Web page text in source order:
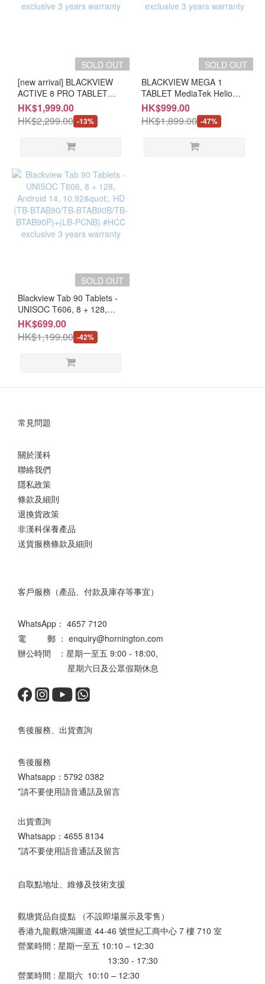
SOLD OUT
[new arrival] BLACKVIEW
ACTIVE 8 PRO TABLET
MediaTek Helio G99 (TB-
BACTI8P/LB-PCNB) # HCC
exclusive 3 years warranty
HK$1,999.00
HK$2,299.00 -13%
SOLD OUT
BLACKVIEW MEGA 1
TABLET MediaTek Helio
G99 8GB RAM + 256GB
(TB-BMEGA1/LB-PCNB)
#HCC exclusive 3 years
HK$999.00
HK$1,899.00 -47%
SOLD OUT
Blackview Tab 90 Tablets -
UNISOC T606, 8 + 128,
Android 14, 10.92", HD (TB-
BTAB90/TB-BTAB90B/TB-
BTAB90P)+(LB-PCNB)
HK$699.00
HK$1,199.00 -42%
常見問題
關於漢科
聯絡我們
隱私政策
條款及細則
退換貨政策
非漢科保養產品
送貨服務條款及細則
客戶服務（產品、付款及庫存等事宜）
WhatsApp： 4657 7120
電 郵 ： enquiry@hornington.com
辦公時間 ：星期一至五 9:00 - 18:00,
星期六日及公眾假期休息
售後服務、出貨查詢
售後服務
Whatsapp： 5792 0382
*請不要使用語音通話及留言
出貨查詢
Whatsapp： 4655 8134
*請不要使用語音通話及留言
自取點地址、維修及技術支援
觀塘貨品自提點 （不設即場展示及零售）
香港九龍觀塘鴻圖道 44-46 號世紀工商中心 7 樓 710 室
營業時間 : 星期一至五 10:10 – 12:30
13:30 - 17:30
營業時間 : 星期六 10:10 – 12:30